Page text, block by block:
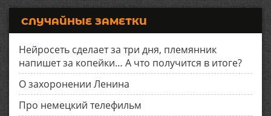
СЛУЧАЙНЫЕ ЗАМЕТКИ
Нейросеть сделает за три дня, племянник
напишет за копейки… А что получится в итоге?
О захоронении Ленина
Про немецкий телефильм